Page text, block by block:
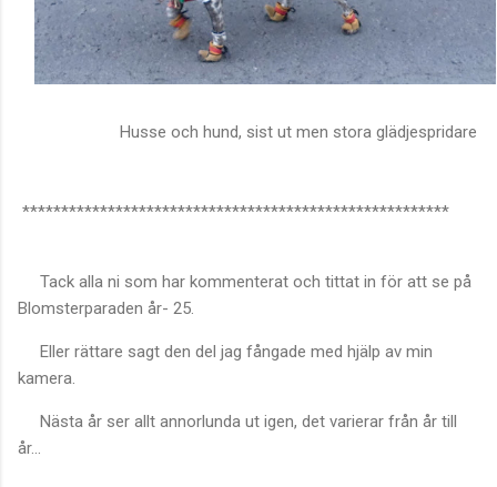
Husse och hund, sist ut men stora glädjespridare
*******************************************************
Tack alla ni som har kommenterat och tittat in för att se på
Blomsterparaden år- 25.
Eller rättare sagt den del jag fångade med hjälp av min
kamera.
Nästa år ser allt annorlunda ut igen, det varierar från år till
år...